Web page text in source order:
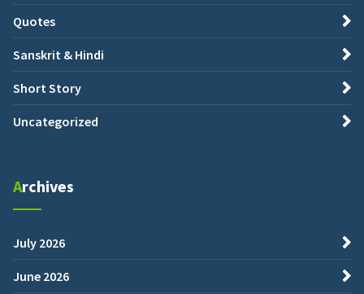
Quotes
Sanskrit & Hindi
Short Story
Uncategorized
Archives
July 2026
June 2026